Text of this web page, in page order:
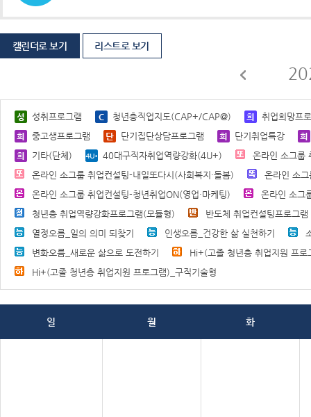
캘린더로 보기 리스트로 보기
성취프로그램 청년층직업지도(CAP+/CAP@)
취업희망프
중고생프로그램
단기집단상담프로그램
단기취업특강
기타(단체)
40대구직자취업역량강화(4U+)
온라인 소그룹
온라인 소그룹 취업컨설팅-내일또다시(사회복지·돌봄)
온라인 소
온라인 소그룹 취업컨설팅-청년취업ON(영업·마케팅)
온라인 소그
청년층 취업역량강화프로그램(모듈형)
반도체 취업컨설팅프로그램
열정오름_일의 의미 되찾기
인생오름_건강한 삶 실천하기
변화오름_새로운 삶으로 도전하기
Hi+(고졸 청년층 취업지원 프로
Hi+(고졸 청년층 취업지원 프로그램)_구직기술형
일 월 화